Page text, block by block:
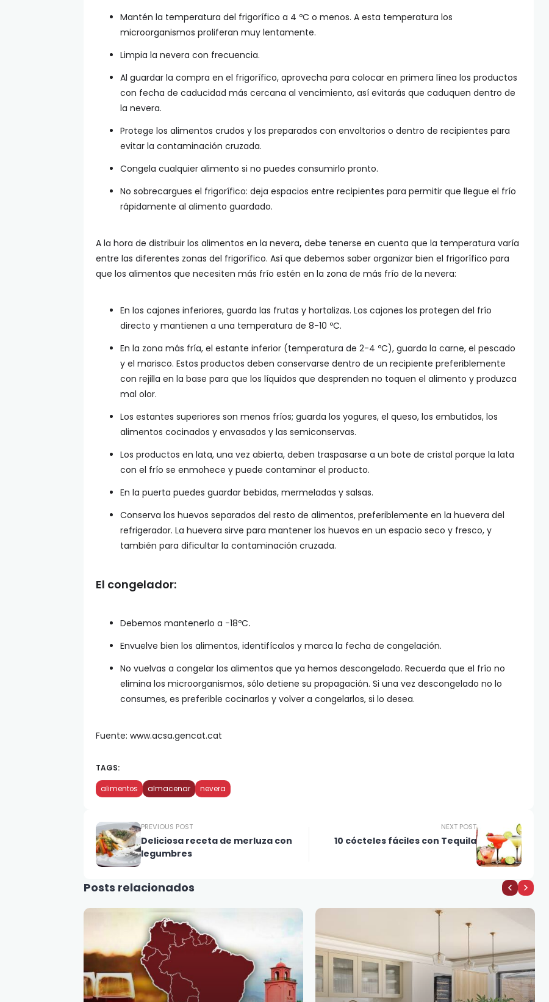
Mantén la temperatura del frigorífico a 4 ºC o menos. A esta temperatura los
microorganismos proliferan muy lentamente.
Limpia la nevera con frecuencia.
Al guardar la compra en el frigorífico, aprovecha para colocar en primera línea los productos
con fecha de caducidad más cercana al vencimiento, así evitarás que caduquen dentro de
la nevera.
Protege los alimentos crudos y los preparados con envoltorios o dentro de recipientes para
evitar la contaminación cruzada.
Congela cualquier alimento si no puedes consumirlo pronto.
No sobrecargues el frigorífico: deja espacios entre recipientes para permitir que llegue el frío
rápidamente al alimento guardado.
A la hora de distribuir los alimentos en la nevera, debe tenerse en cuenta que la temperatura varía
entre las diferentes zonas del frigorífico. Así que debemos saber organizar bien el frigorífico para
que los alimentos que necesiten más frío estén en la zona de más frío de la nevera:
En los cajones inferiores, guarda las frutas y hortalizas. Los cajones los protegen del frío
directo y mantienen a una temperatura de 8-10 ºC.
En la zona más fría, el estante inferior (temperatura de 2-4 ºC), guarda la carne, el pescado
y el marisco. Estos productos deben conservarse dentro de un recipiente preferiblemente
con rejilla en la base para que los líquidos que desprenden no toquen el alimento y produzca
mal olor.
Los estantes superiores son menos fríos; guarda los yogures, el queso, los embutidos, los
alimentos cocinados y envasados ​​y las semiconservas.
Los productos en lata, una vez abierta, deben traspasarse a un bote de cristal porque la lata
con el frío se enmohece y puede contaminar el producto.
En la puerta puedes guardar bebidas, mermeladas y salsas.
Conserva los huevos separados del resto de alimentos, preferiblemente en la huevera del
refrigerador. La huevera sirve para mantener los huevos en un espacio seco y fresco, y
también para dificultar la contaminación cruzada.
El congelador:
Debemos mantenerlo a −18ºC.
Envuelve bien los alimentos, identifícalos y marca la fecha de congelación.
No vuelvas a congelar los alimentos que ya hemos descongelado. Recuerda que el frío no
elimina los microorganismos, sólo detiene su propagación. Si una vez descongelado no lo
consumes, es preferible cocinarlos y volver a congelarlos, si lo desea.
Fuente: www.acsa.gencat.cat
TAGS:
alimentos almacenar nevera
PREVIOUS POST
Deliciosa receta de merluza con
legumbres
NEXT POST
10 cócteles fáciles con Tequila
Posts relacionados